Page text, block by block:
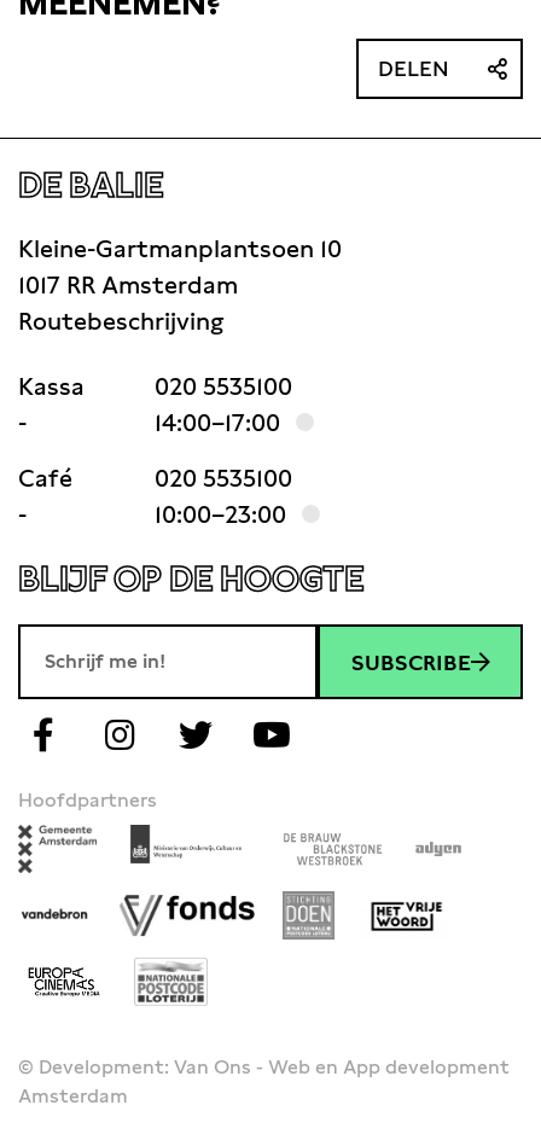
DELEN
DE BALIE
Kleine-Gartmanplantsoen 10
1017 RR Amsterdam
Routebeschrijving
Kassa
020 5535100
-
14:00–17:00
Café
020 5535100
-
10:00–23:00
BLIJF OP DE HOOGTE
SUBSCRIBE
Hoofdpartners
© Development: Van Ons - Web en App development
Amsterdam